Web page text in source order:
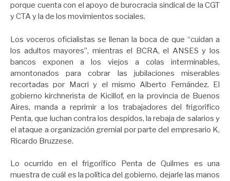
porque cuenta con el apoyo de burocracia sindical de la CGT
y CTA y la de los movimientos sociales.
Los voceros oficialistas se llenan la boca de que “cuidan a
los adultos mayores”, mientras el BCRA, el ANSES y los
bancos exponen a los viejos a colas interminables,
amontonados para cobrar las jubilaciones miserables
recortadas por Macri y el mismo Alberto Fernández. El
gobierno kirchnerista de Kicillof, en la provincia de Buenos
Aires, manda a reprimir a los trabajadores del frigorífico
Penta, que luchan contra los despidos, la rebaja de salarios y
el ataque a organización gremial por parte del empresario K,
Ricardo Bruzzese.
Lo ocurrido en el frigorífico Penta de Quilmes es una
muestra de cuál es la política del gobierno, dejarle las manos